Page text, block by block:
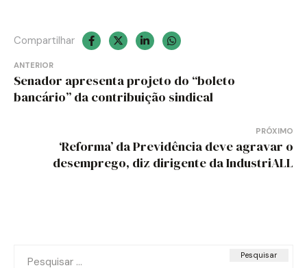
Compartilhar
Navegação
de
ANTERIOR
Senador apresenta projeto do “boleto
bancário” da contribuição sindical
PRÓXIMO
‘Reforma’ da Previdência deve agravar o
desemprego, diz dirigente da IndustriALL